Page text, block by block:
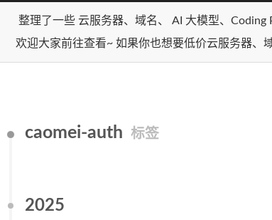
整理了一些 云服务器、域名、 AI 大模型、Coding
欢迎大家前往查看~ 如果你也想要低价云服务器、
caomei-auth 标签
2025